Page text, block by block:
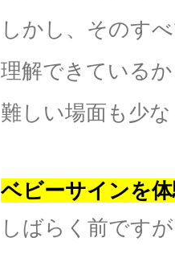
しかし、そのす
理解できているか
難しい場面も少な
ベビーサインを
しばらく前ですが